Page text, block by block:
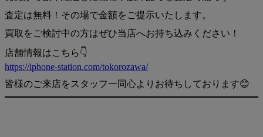
査定は無料！その場で金額をご提示いたします。
買取をご検討中の方はぜひ当店へお持ち込みください！
店舗情報はこちら👇
https://iphone-station.com/tokorozawa/
皆様のご来店をスタッフ一同心よりお待ちしております😊